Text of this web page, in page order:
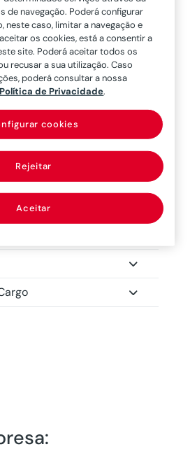
Transplates
Mulher
de navegação. Poderá configurar
neste caso, limitar a navegação e
os cookies, está a consentir a
site. Poderá aceitar todos os
recusar a sua utilização. Caso
poderá consultar a nossa
Política de Privacidade.
Rejeitar
Aceitar
cookies